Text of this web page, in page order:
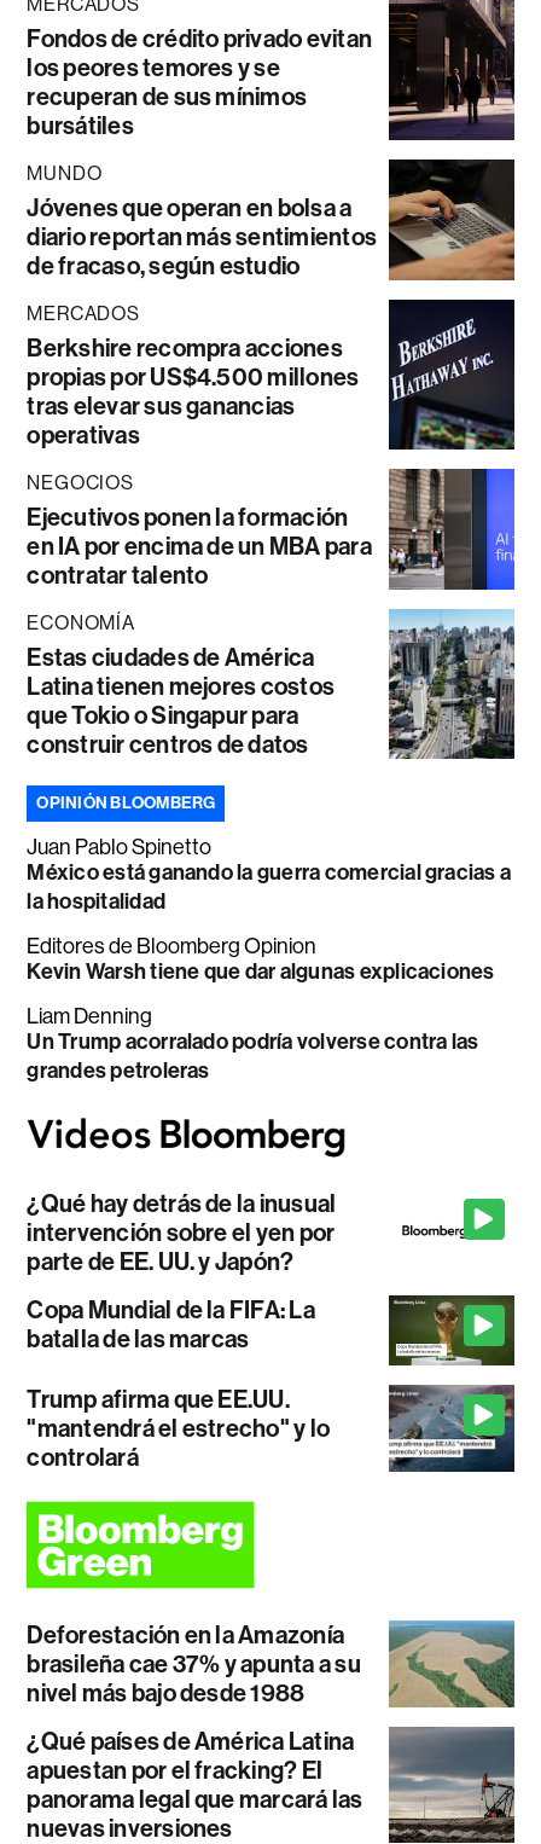
Fondos de crédito privado evitan
los peores temores y se
recuperan de sus mínimos
bursátiles
MUNDO
Jóvenes que operan en bolsa a
diario reportan más sentimientos
de fracaso, según estudio
MERCADOS
Berkshire recompra acciones
propias por US$4.500 millones
tras elevar sus ganancias
operativas
NEGOCIOS
Ejecutivos ponen la formación
en IA por encima de un MBA para
contratar talento
ECONOMÍA
Estas ciudades de América
Latina tienen mejores costos
que Tokio o Singapur para
construir centros de datos
OPINIÓN BLOOMBERG
Juan Pablo Spinetto
México está ganando la guerra comercial gracias a
la hospitalidad
Editores de Bloomberg Opinion
Kevin Warsh tiene que dar algunas explicaciones
Liam Denning
Un Trump acorralado podría volverse contra las
grandes petroleras
¿Qué hay detrás de la inusual
intervención sobre el yen por
parte de EE. UU. y Japón?
Copa Mundial de la FIFA: La
batalla de las marcas
Trump afirma que EE.UU.
"mantendrá el estrecho" y lo
controlará
Deforestación en la Amazonía
brasileña cae 37% y apunta a su
nivel más bajo desde 1988
¿Qué países de América Latina
apuestan por el fracking? El
panorama legal que marcará las
nuevas inversiones